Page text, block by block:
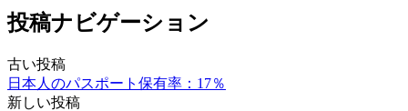
投稿ナビゲーション
古い投稿
日本人のパスポート保有率：17％
新しい投稿